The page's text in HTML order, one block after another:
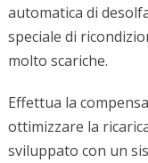
automatica di
speciale di
molto scariche.
Effettua la
ottimizzare la
sviluppato con un